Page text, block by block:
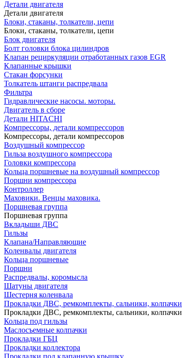
Детали двигателя
Детали двигателя
Блоки, стаканы, толкатели, цепи
Блоки, стаканы, толкатели, цепи
Блок двигателя
Болт головки блока цилиндров
Клапан рециркуляции отработанных газов EGR
Клапанные крышки
Стакан форсунки
Толкатель штанги распредвала
Фильтра
Гидравлические насосы. моторы.
Двигатель в сборе
Детали HITACHI
Компрессоры, детали компрессоров
Компрессоры, детали компрессоров
Воздушный компрессор
Гильза воздушного компрессора
Головки компрессора
Кольца поршневые на воздушный компрессор
Поршни компрессора
Контроллер
Маховики. Венцы маховика.
Поршневая группа
Поршневая группа
Вкладыши ДВС
Гильзы
Клапана/Направляющие
Коленвалы двигателя
Кольца поршневые
Поршни
Распредвалы, коромысла
Шатуны двигателя
Шестерня коленвала
Прокладки ДВС, ремкомплекты, сальники, колпачки
Прокладки ДВС, ремкомплекты, сальники, колпачки
Кольца под гильзы
Маслосъемные колпачки
Прокладки ГБЦ
Прокладки коллектора
Прокладки под клапанную крышку